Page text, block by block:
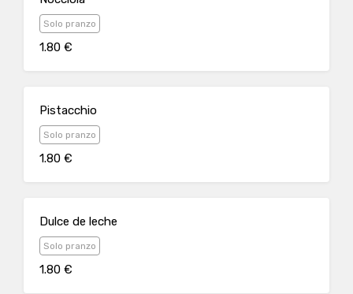
Solo pranzo
1.80 €
Pistacchio
Solo pranzo
1.80 €
Dulce de leche
Solo pranzo
1.80 €